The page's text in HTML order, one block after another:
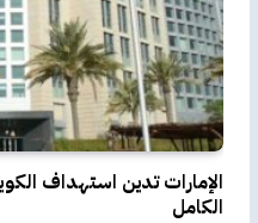
الإمارات تدين استهداف
الكامل